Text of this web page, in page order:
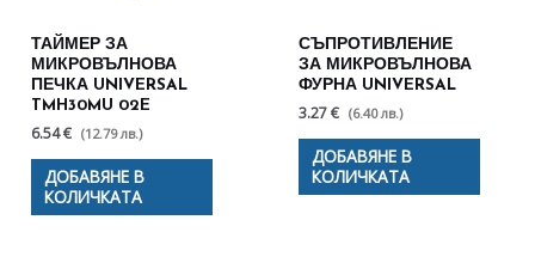
ТАЙМЕР ЗА
МИКРОВЪЛНОВА
ПЕЧКА UNIVERSAL
TMH30MU 02E
6.54 € (12.79 лв.)
ДОБАВЯНЕ В
КОЛИЧКАТА
СЪПРОТИВЛЕНИЕ
ЗА МИКРОВЪЛНОВА
ФУРНА UNIVERSAL
3.27 € (6.40 лв.)
ДОБАВЯНЕ В
КОЛИЧКАТА